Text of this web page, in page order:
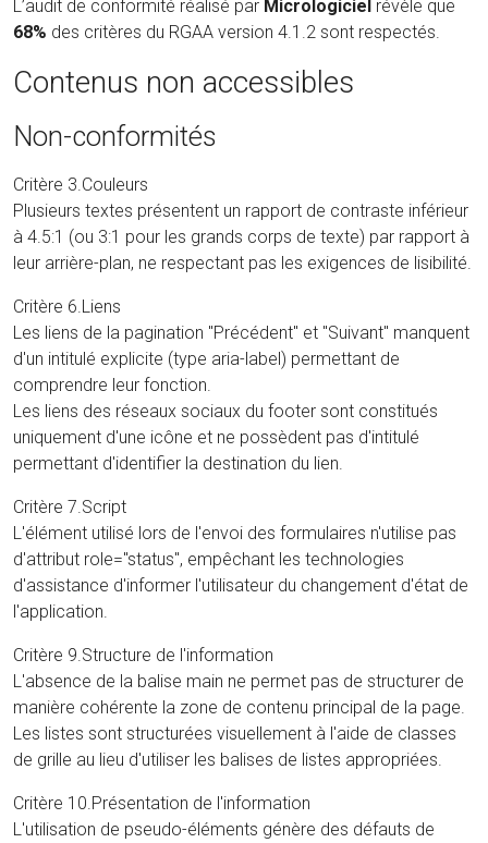
L’audit de conformité réalisé par Micrologiciel révèle que
68% des critères du RGAA version 4.1.2 sont respectés.
Contenus non accessibles
Non-conformités
Critère 3.Couleurs
Plusieurs textes présentent un rapport de contraste inférieur
à 4.5:1 (ou 3:1 pour les grands corps de texte) par rapport à
leur arrière-plan, ne respectant pas les exigences de lisibilité.
Critère 6.Liens
Les liens de la pagination "Précédent" et "Suivant" manquent
d'un intitulé explicite (type aria-label) permettant de
comprendre leur fonction.
Les liens des réseaux sociaux du footer sont constitués
uniquement d'une icône et ne possèdent pas d'intitulé
permettant d'identifier la destination du lien.
Critère 7.Script
L'élément utilisé lors de l'envoi des formulaires n'utilise pas
d'attribut role="status", empêchant les technologies
d'assistance d'informer l'utilisateur du changement d'état de
l'application.
Critère 9.Structure de l'information
L'absence de la balise main ne permet pas de structurer de
manière cohérente la zone de contenu principal de la page.
Les listes sont structurées visuellement à l'aide de classes
de grille au lieu d'utiliser les balises de listes appropriées.
Critère 10.Présentation de l'information
L'utilisation de pseudo-éléments génère des défauts de